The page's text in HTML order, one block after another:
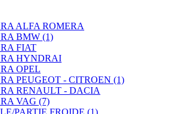
ALFA ROMERA
BMW (1)
FIAT
HYNDRAI
OPEL
PEUGEOT - CITROEN (1)
RENAULT - DACIA
VAG (7)